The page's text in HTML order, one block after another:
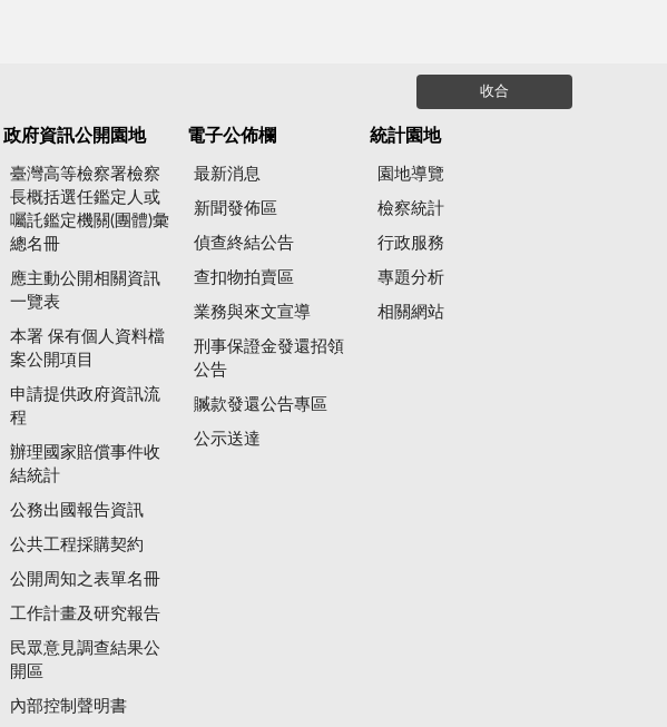
收合
政府資訊公開園地
臺灣高等檢察署檢察
長概括選任鑑定人或
囑託鑑定機關(團體)彙
總名冊
應主動公開相關資訊
一覽表
本署 保有個人資料檔
案公開項目
申請提供政府資訊流
程
辦理國家賠償事件收
結統計
公務出國報告資訊
公共工程採購契約
公開周知之表單名冊
工作計畫及研究報告
民眾意見調查結果公
開區
內部控制聲明書
電子公佈欄
最新消息
新聞發佈區
偵查終結公告
查扣物拍賣區
業務與來文宣導
刑事保證金發還招領
公告
贓款發還公告專區
公示送達
統計園地
園地導覽
檢察統計
行政服務
專題分析
相關網站